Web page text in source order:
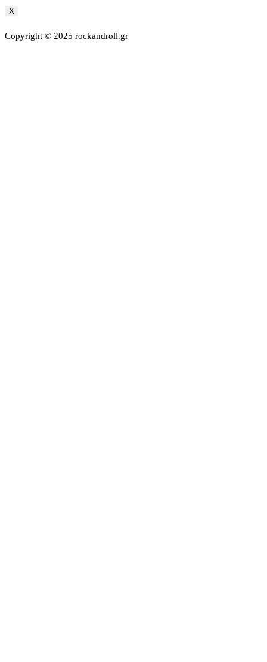
X
Copyright © 2025 rockandroll.gr